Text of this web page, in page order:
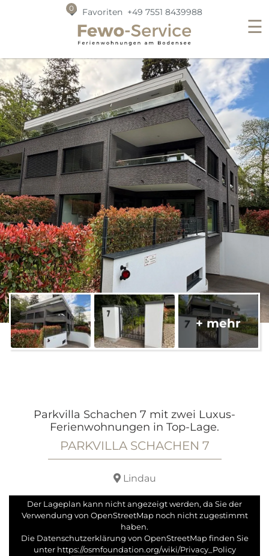
0 Favoriten +49 7551 8439988
☰
Parkvilla Schachen 7 mit zwei Luxus-
Ferienwohnungen in Top-Lage.
PARKVILLA SCHACHEN 7
Lindau
Der Lageplan kann nicht angezeigt werden, da Sie der
Verwendung von OpenStreetMap noch nicht zugestimmt
haben.
Die Datenschutzerklärung von OpenStreetMap finden Sie
unter https://osmfoundation.org/wiki/Privacy_Policy